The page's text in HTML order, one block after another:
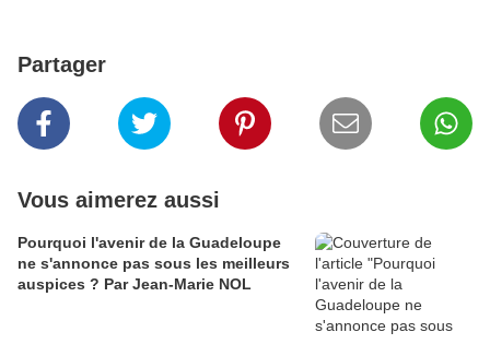
Partager
Vous aimerez aussi
Pourquoi l'avenir de la Guadeloupe
ne s'annonce pas sous les meilleurs
auspices ? Par Jean-Marie NOL